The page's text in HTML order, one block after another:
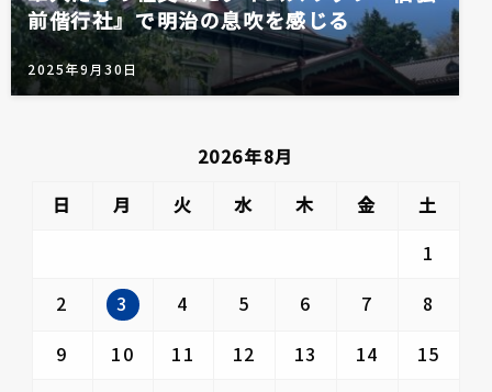
前偕行社』で明治の息吹を感じる
2025年9月30日
2026年8月
日
月 火 水 木 金
土
1
2
3 4 5 6 7
8
9
10 11 12 13 14
15